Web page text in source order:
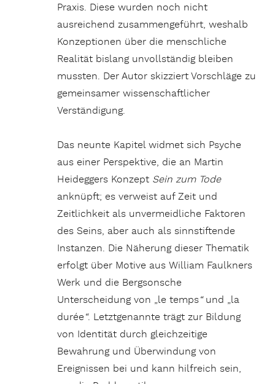
Praxis. Diese wurden noch nicht
ausreichend zusammengeführt, weshalb
Konzeptionen über die menschliche
Realität bislang unvollständig bleiben
mussten. Der Autor skizziert Vorschläge zu
gemeinsamer wissenschaftlicher
Verständigung.
Das neunte Kapitel widmet sich Psyche
aus einer Perspektive, die an Martin
Heideggers Konzept Sein zum Tode
anknüpft; es verweist auf Zeit und
Zeitlichkeit als unvermeidliche Faktoren
des Seins, aber auch als sinnstiftende
Instanzen. Die Näherung dieser Thematik
erfolgt über Motive aus William Faulkners
Werk und die Bergsonsche
Unterscheidung von „le temps“und „la
durée“. Letztgenannte trägt zur Bildung
von Identität durch gleichzeitige
Bewahrung und Überwindung von
Ereignissen bei und kann hilfreich sein,